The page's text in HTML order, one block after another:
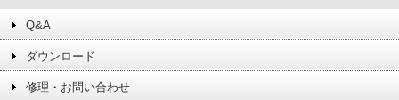
Q&A
ダウンロード
修理・お問い合わせ